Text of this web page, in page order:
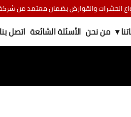
الحشرات والقوارض بضمان معتمد من شركة
▾ من نحن الأسئلة الشائعة اتصل بنا